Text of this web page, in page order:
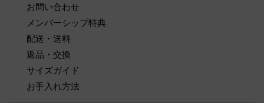
お問い合わせ
メンバーシップ特典
配送・送料
返品・交換
サイズガイド
お手入れ方法